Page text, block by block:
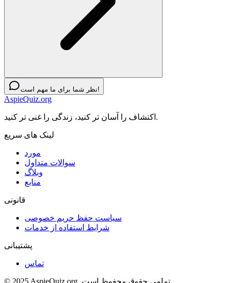
نظر شما برای ما مهم است!
AspieQuiz.org
اکتشاف را آسان تر کنید، زندگی را غنی تر کنید.
لینک های سریع
مورد
سوالات متداول
وبلاگ
منابع
قانونی
سیاست حفظ حریم خصوصی
شرایط استفاده از خدمات
پشتیبانی
تماس